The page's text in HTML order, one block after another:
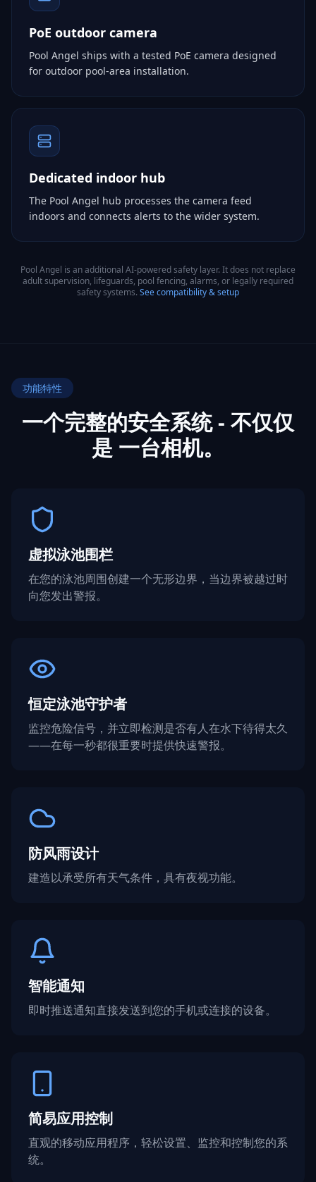
PoE outdoor camera
Pool Angel ships with a tested PoE camera designed
for outdoor pool-area installation.
Dedicated indoor hub
The Pool Angel hub processes the camera feed
indoors and connects alerts to the wider system.
Pool Angel is an additional AI-powered safety layer. It does not replace
adult supervision, lifeguards, pool fencing, alarms, or legally required
safety systems. See compatibility & setup
功能特性
一个完整的安全系统 - 不仅仅
是 一台相机。
虚拟泳池围栏
在您的泳池周围创建一个无形边界，当边界被越过时
向您发出警报。
恒定泳池守护者
监控危险信号，并立即检测是否有人在水下待得太久
——在每一秒都很重要时提供快速警报。
防风雨设计
建造以承受所有天气条件，具有夜视功能。
智能通知
即时推送通知直接发送到您的手机或连接的设备。
简易应用控制
直观的移动应用程序，轻松设置、监控和控制您的系
统。